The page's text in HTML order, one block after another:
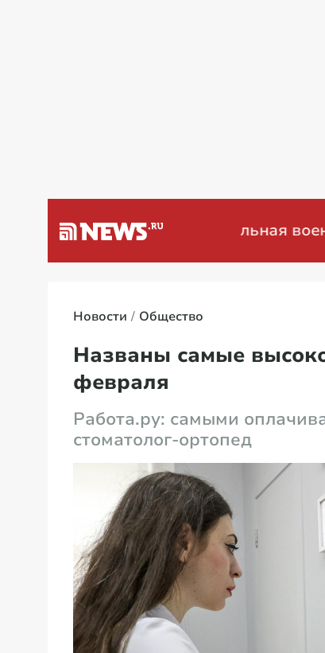
Специальная военная
Новости Общество
Названы самые
февраля
Работа.ру: самыми
стоматолог-ортопед